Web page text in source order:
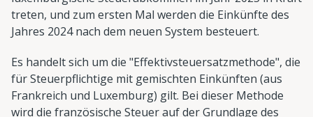
treten, und zum ersten Mal werden die Einkünfte des
Jahres 2024 nach dem neuen System besteuert.
Es handelt sich um die "Effektivsteuersatzmethode", die
für Steuerpflichtige mit gemischten Einkünften (aus
Frankreich und Luxemburg) gilt. Bei dieser Methode
wird die französische Steuer auf der Grundlage des